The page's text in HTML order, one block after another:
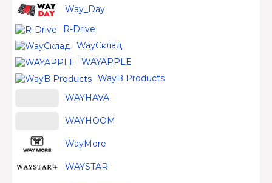
Way_Day
R-Drive
WayСклад
WAYAPPLE
WayB Products
WAYHAVA
WAYHOOM
WayMore
WAYSTAR